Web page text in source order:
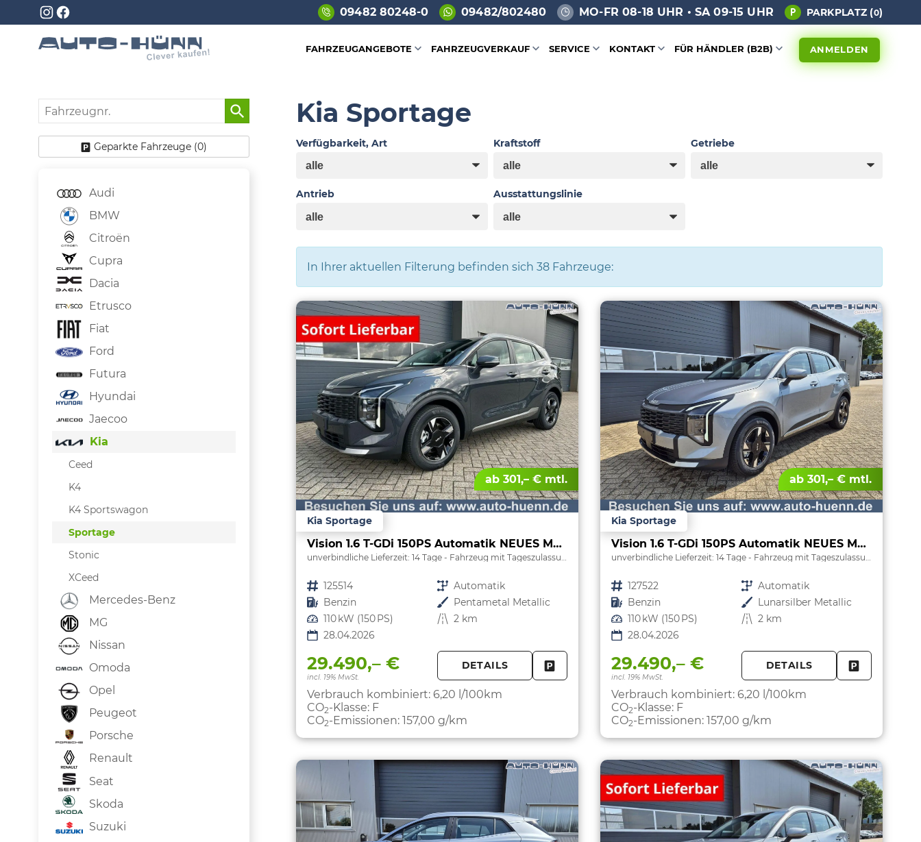
09482 80248-0 09482/802480 MO-FR 08-18 UHR • SA 09-15 UHR PARKPLATZ (0)
FAHRZEUGANGEBOTE FAHRZEUGVERKAUF SERVICE KONTAKT FÜR HÄNDLER (B2B) ANMELDEN
Kia Sportage
Verfügbarkeit, Art Kraftstoff Getriebe
Antrieb Ausstattungslinie
In Ihrer aktuellen Filterung befinden sich 38Fahrzeuge:
ab 301,– € mtl.
Kia Sportage
Vision 1.6 T-GDi 150PS Automatik NEUES MODELL MY26 FACELIFT Sitzheizung Lenkradheizung Klimaautomatik Navi Bluetooth Touchscreen Apple CarPlay Android Auto PDC v+h 17"LM Rückf.Kamera ACC 2x Keyless
unverbindliche Lieferzeit: 14 Tage Fahrzeug mit Tageszulassung
Fahrzeugnr. 125514 Getriebe Automatik
Kraftstoff Benzin Außenfarbe Pentametal Metallic
Leistung 110 kW (150 PS) Kilometerstand 2 km
28.04.2026
29.490,– €
incl. 19% MwSt.
DETAILS FAHRZEUG PARKEN
Verbrauch kombiniert: 6,20 l/100km
CO2-Klasse: F
CO2-Emissionen: 157,00 g/km
ab 301,– € mtl.
Kia Sportage
Vision 1.6 T-GDi 150PS Automatik NEUES MODELL MY26 FACELIFT Sitzheizung Lenkradheizung Klimaautomatik Navi Bluetooth Touchscreen Apple CarPlay Android Auto PDC v+h 17"LM Rückf.Kamera ACC 2x Keyless
unverbindliche Lieferzeit: 14 Tage Fahrzeug mit Tageszulassung
Fahrzeugnr. 127522 Getriebe Automatik
Kraftstoff Benzin Außenfarbe Lunarsilber Metallic
Leistung 110 kW (150 PS) Kilometerstand 2 km
28.04.2026
29.490,– €
incl. 19% MwSt.
DETAILS
Verbrauch kombiniert: 6,20 l/100km
CO2-Klasse: F
CO2-Emissionen: 157,00 g/km
Fahrzeugnr.
Geparkte Fahrzeuge (0)
Audi
BMW
Citroën
Cupra
Dacia
Etrusco
Fiat
Ford
Futura
Hyundai
Jaecoo
Kia
Ceed
K4
K4 Sportswagon
Sportage
Stonic
XCeed
Mercedes-Benz
MG
Nissan
Omoda
Opel
Peugeot
Porsche
Renault
Seat
Skoda
Suzuki